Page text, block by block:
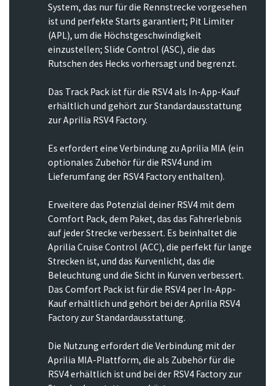
System, das nur für die Rennstrecke vorgesehen
ist und perfekte Starts garantiert; Pit Limiter
(APL), um die Höchstgeschwindigkeit
einzustellen; Slide Control (ASC), die das
Rutschen des Hecks vorhersagt und begrenzt.
Das Track Pack ist für die RSV4 als In-App-Kauf
erhältlich und gehört zur Standardausstattung
zur Aprilia RSV4 Factory.
Es erfordert eine Verbindung zu Aprilia MIA (ein
optionales Zubehör für die RSV4 und im
Lieferumfang der RSV4 Factory enthalten).
Erweitere das Potenzial deiner RSV4 mit dem
Comfort Pack, dem Paket, das das Fahrerlebnis
auf jeder Strecke verbessert. Es beinhaltet die
Aprilia Cruise Control (ACC), die perfekt für lange
Strecken ist, und das Kurvenlicht, das die
Beleuchtung und die Sicht in Kurven verbessert.
Das Comfort Pack ist für die RSV4 per In-App-
Kauf erhältlich und gehört bei der Aprilia RSV4
Factory zur Standardausstattung.
Die Nutzung erfordert die Verbindung mit der
Aprilia MIA-Plattform, die als Zubehör für die
RSV4 erhältlich ist und bei der RSV4 Factory zur